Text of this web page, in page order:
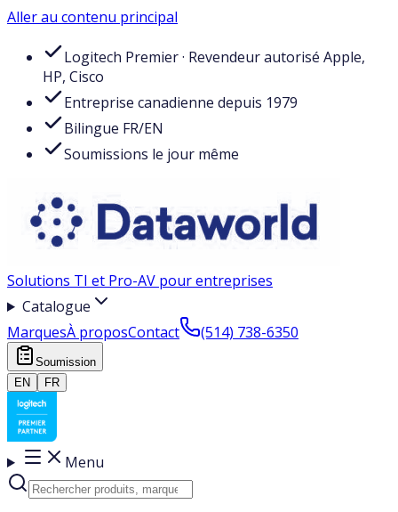
Aller au contenu principal
Logitech Premier · Revendeur autorisé Apple,
HP, Cisco
Entreprise canadienne depuis 1979
Bilingue FR/EN
Soumissions le jour même
Solutions TI et Pro-AV pour entreprises
Catalogue
MarquesÀ proposContact (514) 738-6350
Soumission
EN
FR
Menu